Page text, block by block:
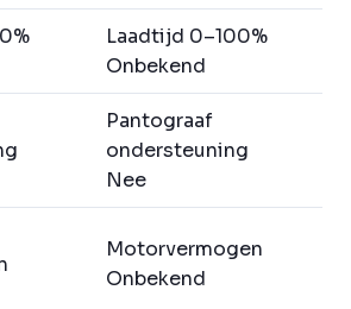
Laadtijd 0–100%
Onbekend
Pantograaf
ondersteuning
Nee
Motorvermogen
Onbekend